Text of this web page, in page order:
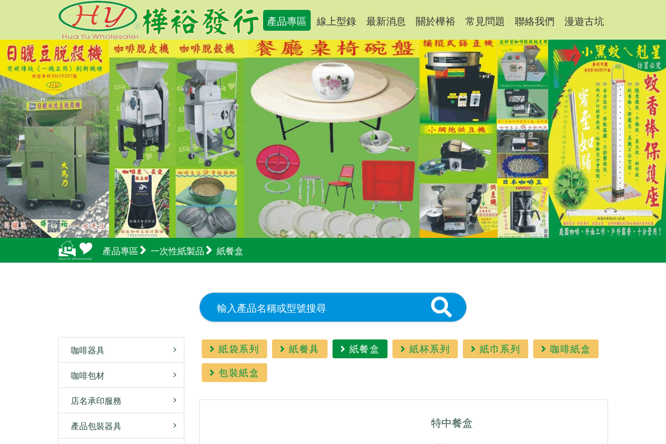
產品專區 線上型錄 最新消息 關於樺裕 常見問題 聯絡我們 漫遊古坑
產品專區 一次性紙製品 紙餐盒
咖啡器具
咖啡包材
店名承印服務
產品包裝器具
紙袋系列 紙餐具 紙餐盒 紙杯系列 紙巾系列
咖啡紙盒
包裝紙盒
特中餐盒